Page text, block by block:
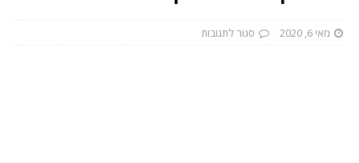
מאי 6, 2020 סגור לתגובות